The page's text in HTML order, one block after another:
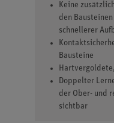
Keine
den
schnellerer
Bausteine
Doppelter
der Ober- und
sichtbar